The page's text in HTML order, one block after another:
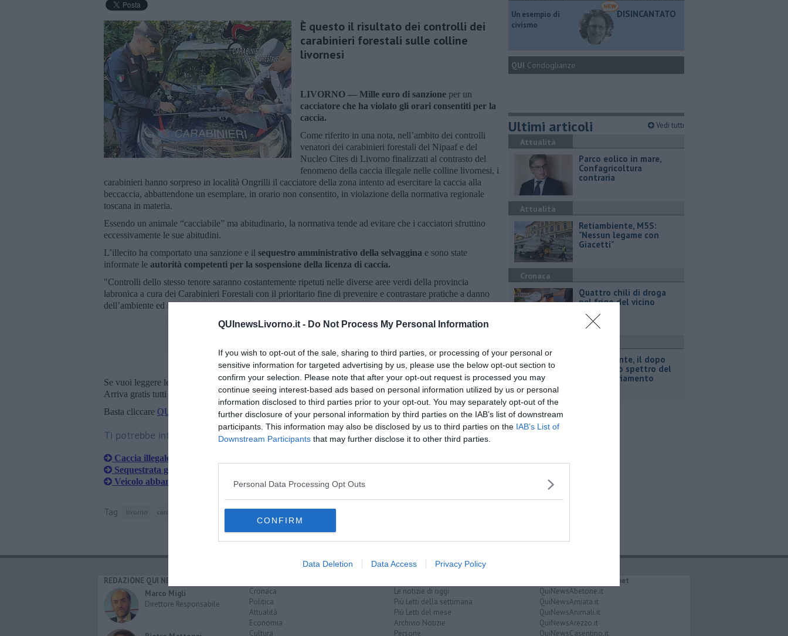
QUInewsLivorno.it - Do Not Process My Personal Information
If you wish to opt-out of the sale, sharing to third parties, or processing of your personal or
sensitive information for targeted advertising by us, please use the below opt-out section to
confirm your selection. Please note that after your opt-out request is processed you may
continue seeing interest-based ads based on personal information utilized by us or personal
information disclosed to third parties prior to your opt-out. You may separately opt-out of the
further disclosure of your personal information by third parties on the IAB’s list of downstream
participants. This information may also be disclosed by us to third parties on the IAB’s List of
Downstream Participants that may further disclose it to other third parties.
Personal Data Processing Opt Outs
CONFIRM
Data Deletion Data Access Privacy Policy
È questo il risultato dei controlli dei
carabinieri forestali sulle colline
livornesi
LIVORNO — Mille euro di sanzione per un
cacciatore che ha violato gli orari consentiti per la
caccia.
Come riferito in una nota, nell’ambito dei controlli
venatori dei carabinieri forestali del Nipaaf e del
Nucleo Cites di Livorno finalizzati al contrasto del
fenomeno della caccia illegale nelle colline livornesi, i
carabinieri hanno sorpreso in località Ongrilli il cacciatore della zona intento ad esercitare la caccia alla
beccaccia, abbattendone un esemplare, in orario non consentito, in violazione della normativa regionale
toscana in materia.
Essendo un animale “cacciabile” ma abitudinario, la normativa tende ad evitare che i cacciatori sfruttino
eccessivamente le sue abitudini.
L’illecito ha comportato una sanzione e il sequestro amministrativo della selvaggina e sono state
informate le autorità competenti per la sospensione della licenza di caccia.
"Controlli dello stesso tenore saranno costantemente ripetuti nelle diverse aree verdi della provincia
labronica a cura dei Carabinieri Forestali con il prioritario fine di prevenire e contrastare pratiche a danno
dell’ambiente ed in violazione delle normative di settore", fanno sapere i carabinieri.
Se vuoi leggere le notizie principali della Toscana iscriviti allaNewsletter QUInews - ToscanaMedia.
Arriva gratis tutti i giorni alle 20:00 direttamente nella tua casella di posta.
Basta cliccare QUI
Ti potrebbe interessare anche:
Caccia illegale, multato un 50enne
Sequestrata gabbia illegale da caccia
Veicolo abbandonato, scatta la sanzione
Tag livorno carabinieri forestali colline livornesi cites
​Un esempio di
civismo
DISINCANTATO
QUI Condoglianze
Ultimi articoli Vedi tutti
Attualità
Parco eolico in mare,
Confagricoltura
contraria
Attualità
Retiambiente, M5S:
"Nessun legame con
Giacetti"
Cronaca
Quattro chili di droga
nel frigo del vicino
Retiambiente, il dopo
Fortini e lo spettro del
commissariamento
REDAZIONE QUI NEWS
Marco Migli
Direttore Responsabile
Cronaca
Politica
Attualità
Economia
Cultura
Le notizie di oggi
Più Letti della settimana
Più Letti del mese
Archivio Notizie
Persone
IL NETWORK QuiNews.net
QuiNewsAbetone.it
QuiNewsAmiata.it
QuiNewsAnimali.it
QuiNewsArezzo.it
QuiNewsCasentino.it